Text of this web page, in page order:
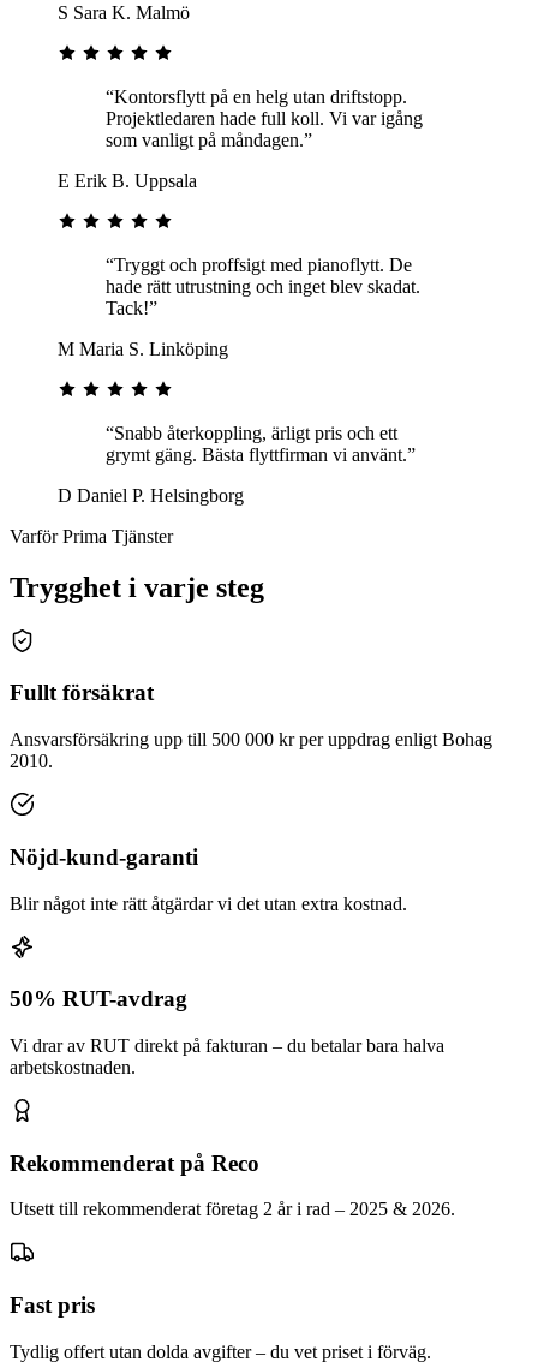
S Sara K. Malmö
“Kontorsflytt på en helg utan driftstopp.
Projektledaren hade full koll. Vi var igång
som vanligt på måndagen.”
E Erik B. Uppsala
“Tryggt och proffsigt med pianoflytt. De
hade rätt utrustning och inget blev skadat.
Tack!”
M Maria S. Linköping
“Snabb återkoppling, ärligt pris och ett
grymt gäng. Bästa flyttfirman vi använt.”
D Daniel P. Helsingborg
Varför Prima Tjänster
Trygghet i varje steg
Fullt försäkrat
Ansvarsförsäkring upp till 500 000 kr per uppdrag enligt Bohag
2010.
Nöjd-kund-garanti
Blir något inte rätt åtgärdar vi det utan extra kostnad.
50% RUT-avdrag
Vi drar av RUT direkt på fakturan – du betalar bara halva
arbetskostnaden.
Rekommenderat på Reco
Utsett till rekommenderat företag 2 år i rad – 2025 & 2026.
Fast pris
Tydlig offert utan dolda avgifter – du vet priset i förväg.